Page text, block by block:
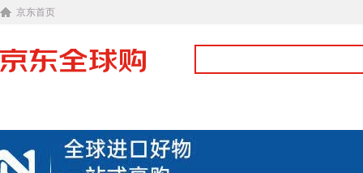
京东首页